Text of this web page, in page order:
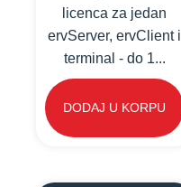
licenca za jedan
ervServer, ervClient i
terminal - do 1...
DODAJ U KORPU